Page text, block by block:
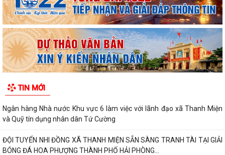
TIN MỚI
Ngân hàng Nhà nước Khu vực 6 làm việc với lãnh đạo xã Thanh Miện
và Quỹ tín dụng nhân dân Tứ Cường
ĐỘI TUYỂN NHI ĐỒNG XÃ THANH MIỆN SẴN SÀNG TRANH TÀI TẠI GIẢI
BÓNG ĐÁ HOA PHƯỢNG THÀNH PHỐ HẢI PHÒNG...